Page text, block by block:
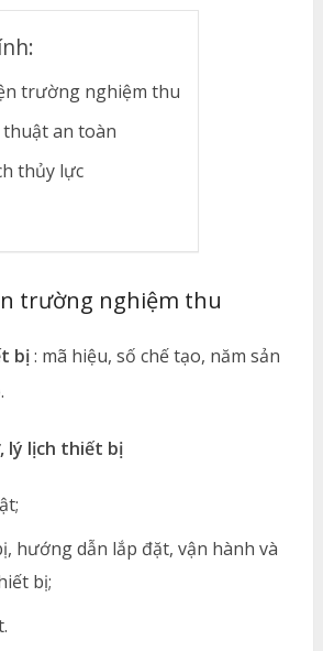
trường nghiệm thu
thuật an toàn
thủy lực
trường nghiệm thu
bị: mã hiệu, số chế tạo, năm sản
lý lịch thiết bị
hướng dẫn lắp đặt, vận hành và
bị;